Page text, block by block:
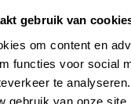
gebruik van
om content en
functies voor social
te
gebruik van onze site
Kunststof -
€ 24,25 per stuk
Afmeting:
Inhoud: